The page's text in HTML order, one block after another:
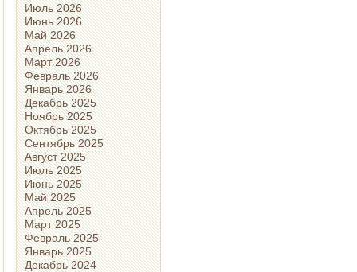
Июль 2026
Июнь 2026
Май 2026
Апрель 2026
Март 2026
Февраль 2026
Январь 2026
Декабрь 2025
Ноябрь 2025
Октябрь 2025
Сентябрь 2025
Август 2025
Июль 2025
Июнь 2025
Май 2025
Апрель 2025
Март 2025
Февраль 2025
Январь 2025
Декабрь 2024